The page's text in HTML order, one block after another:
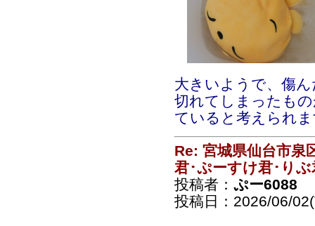
大きいようで、傷
切れてしまったも
ていると考えられ
Re: 宮城県仙台市泉
君･ぷーすけ君･りぶ
投稿者： ぷー6088
投稿日：2026/06/